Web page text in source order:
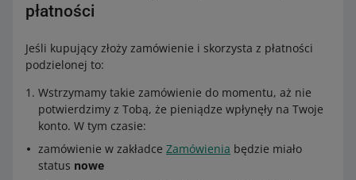
płatności
Jeśli kupujący złoży zamówienie i skorzysta z płatności
podzielonej to:
Wstrzymamy takie zamówienie do momentu, aż nie
potwierdzimy z Tobą, że pieniądze wpłynęły na Twoje
konto. W tym czasie:
zamówienie w zakładce Zamówienia będzie miało
status nowe